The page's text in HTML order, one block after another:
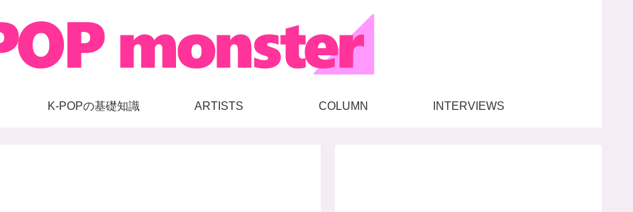
K-POPの基礎知識 ARTISTS COLUMN INTERVIEWS